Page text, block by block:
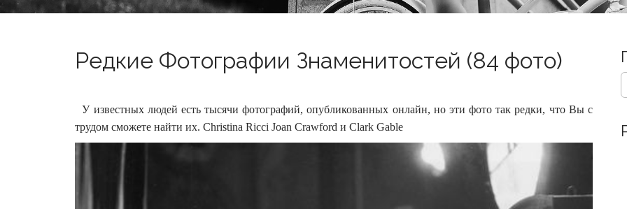
Редкие Фотографии Знаменитостей (84 фото)
У известных людей есть тысячи фотографий, опубликованных онлайн, но эти фото так редки, что Вы с
трудом сможете найти их. Christina Ricci Joan Crawford и Clark Gable
S
e
c